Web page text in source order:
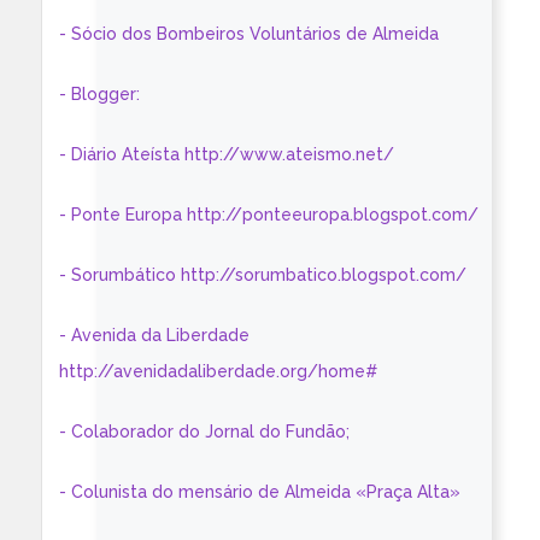
- Sócio dos Bombeiros Voluntários de Almeida
- Blogger:
- Diário Ateísta http://www.ateismo.net/
- Ponte Europa http://ponteeuropa.blogspot.com/
- Sorumbático http://sorumbatico.blogspot.com/
- Avenida da Liberdade
http://avenidadaliberdade.org/home#
- Colaborador do Jornal do Fundão;
- Colunista do mensário de Almeida «Praça Alta»